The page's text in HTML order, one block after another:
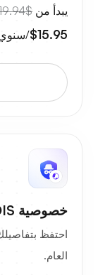
يبدأ من $19.94
$15.95
/
خصوصية WHOIS
احتفظ
العام.